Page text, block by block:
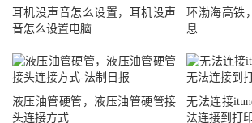
耳机没声音怎么设置，耳机没声
音怎么设置电脑
环渤海高铁
息
液压油管硬管，液压油管硬管接
头连接方式
无法连接
法连接到打